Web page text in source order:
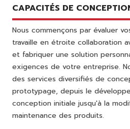
CAPACITÉS DE
Nous commençons par évaluer
travaille en étroite collaboration
et fabriquer une solution
exigences de votre entreprise.
des services diversifiés de
prototypage, depuis le
conception initiale jusqu'à la
maintenance des produits.